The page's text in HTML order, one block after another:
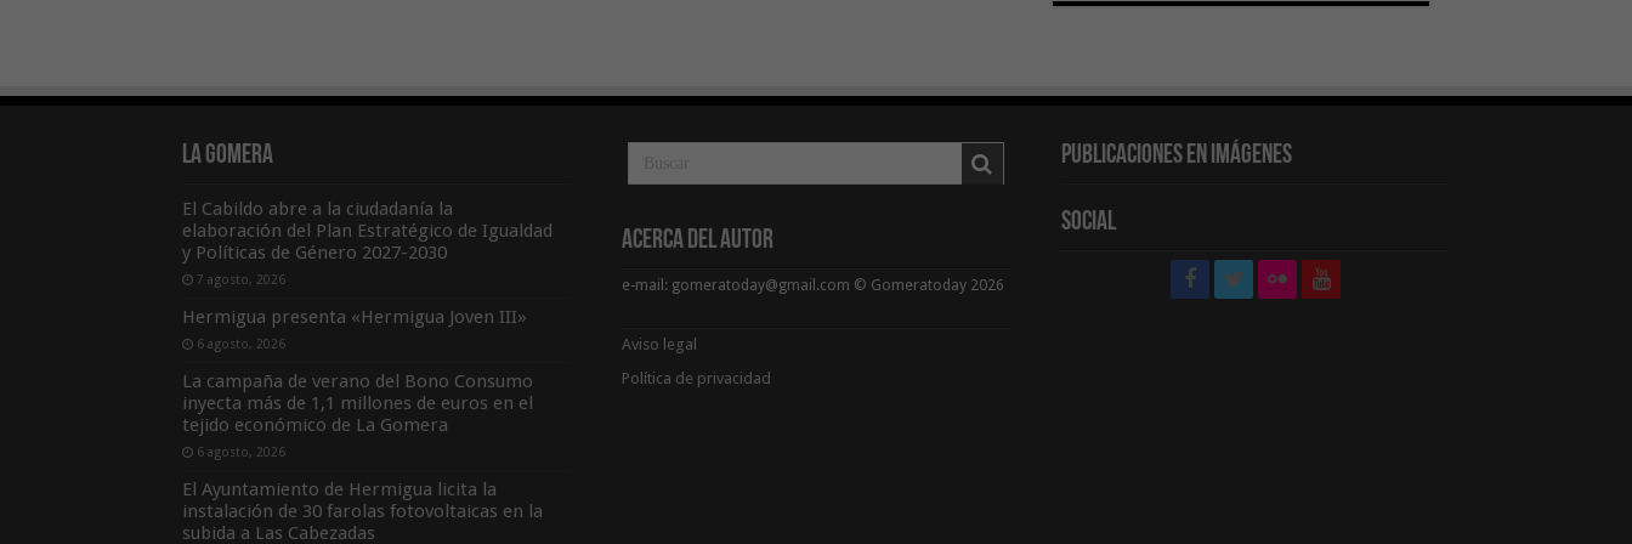
La Gomera
El Cabildo abre a la ciudadanía la
elaboración del Plan Estratégico de Igualdad
y Políticas de Género 2027-2030
7 agosto, 2026
Hermigua presenta «Hermigua Joven III»
6 agosto, 2026
La campaña de verano del Bono Consumo
inyecta más de 1,1 millones de euros en el
tejido económico de La Gomera
6 agosto, 2026
El Ayuntamiento de Hermigua licita la
instalación de 30 farolas fotovoltaicas en la
subida a Las Cabezadas
Acerca del Autor
e-mail: gomeratoday@gmail.com © Gomeratoday 2026
Aviso legal
Política de privacidad
Publicaciones en Imágenes
Social